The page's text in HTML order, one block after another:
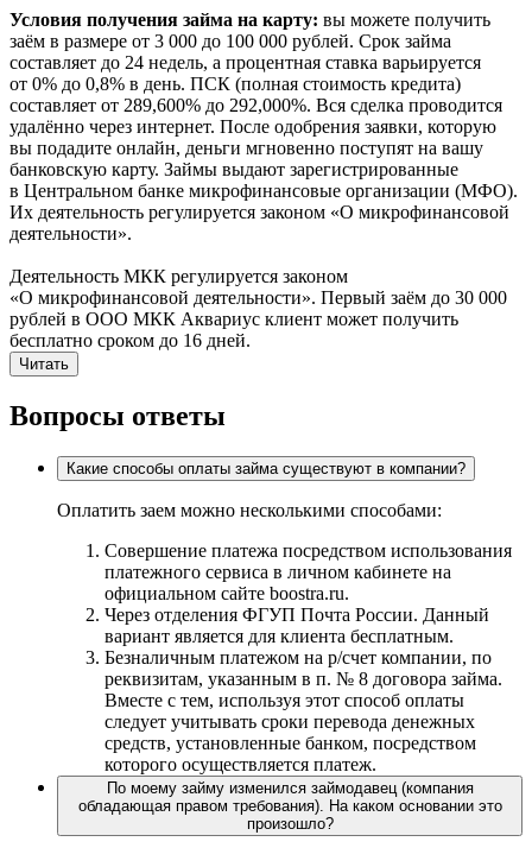
Условия получения займа на карту: вы можете получить
заём в размере от 3 000 до 100 000 рублей. Срок займа
составляет до 24 недель, а процентная ставка варьируется
от 0% до 0,8% в день. ПСК (полная стоимость кредита)
составляет от 289,600% до 292,000%. Вся сделка проводится
удалённо через интернет. После одобрения заявки, которую
вы подадите онлайн, деньги мгновенно поступят на вашу
банковскую карту. Займы выдают зарегистрированные
в Центральном банке микрофинансовые организации (МФО).
Их деятельность регулируется законом «О микрофинансовой
деятельности».
Деятельность МКК регулируется законом
«О микрофинансовой деятельности». Первый заём до 30 000
рублей в ООО МКК Аквариус клиент может получить
бесплатно сроком до 16 дней.
Читать
Вопросы ответы
Какие способы оплаты займа существуют в компании?
Оплатить заем можно несколькими способами:
Совершение платежа посредством использования
платежного сервиса в личном кабинете на
официальном сайте boostra.ru.
Через отделения ФГУП Почта России. Данный
вариант является для клиента бесплатным.
Безналичным платежом на р/счет компании, по
реквизитам, указанным в п. № 8 договора займа.
Вместе с тем, используя этот способ оплаты
следует учитывать сроки перевода денежных
средств, установленные банком, посредством
которого осуществляется платеж.
По моему займу изменился займодавец (компания
обладающая правом требования). На каком основании это
произошло?